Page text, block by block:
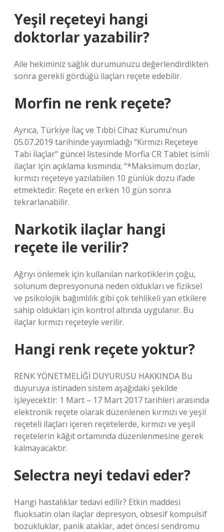
Yeşil reçeteyi hangi
doktorlar yazabilir?
Aile hekiminiz sağlık durumunuzu değerlendirdikten
sonra gerekli gördüğü ilaçları reçete edebilir.
Morfin ne renk reçete?
Ayrıca, Türkiye İlaç ve Tıbbi Cihaz Kurumu’nun
05.07.2019 tarihinde yayımladığı “Kırmızı Reçeteye
Tabi İlaçlar” güncel listesinde Morfia CR Tablet isimli
ilaçlar için açıklama kısmında; “*Maksimum dozlar,
kırmızı reçeteye yazılabilen 10 günlük dozu ifade
etmektedir. Reçete en erken 10 gün sonra
tekrarlanabilir.
Narkotik ilaçlar hangi
reçete ile verilir?
Ağrıyı önlemek için kullanılan narkotiklerin çoğu,
solunum depresyonuna neden oldukları ve fiziksel
ve psikolojik bağımlılık gibi çok tehlikeli yan etkilere
sahip oldukları için kontrol altında uygulanır. Bu
ilaçlar kırmızı reçeteyle verilir.
Hangi renk reçete yoktur?
RENK YÖNETMELİĞİ DUYURUSU HAKKINDA Bu
duyuruya istinaden sistem aşağıdaki şekilde
işleyecektir: 1 Mart – 17 Mart 2017 tarihleri ​​arasında
elektronik reçete olarak düzenlenen kırmızı ve yeşil
reçeteli ilaçları içeren reçetelerde, kırmızı ve yeşil
reçetelerin kâğıt ortamında düzenlenmesine gerek
kalmayacaktır.
Selectra neyi tedavi eder?
Hangi hastalıklar tedavi edilir? Etkin maddesi
fluoksatin olan ilaçlar depresyon, obsesif kompulsif
bozukluklar, panik ataklar, adet öncesi sendromu